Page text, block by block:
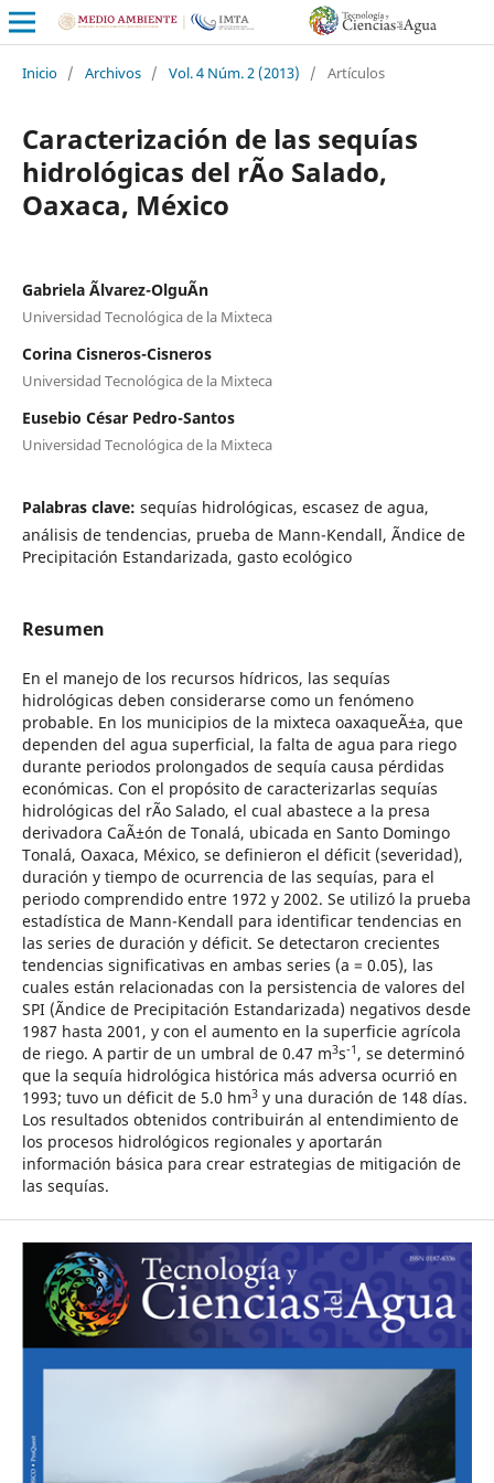
Inicio / Archivos / Vol. 4 Núm. 2 (2013) / Artículos
Caracterización de las sequías
hidrológicas del rÃ­o Salado,
Oaxaca, México
Gabriela Ãlvarez-OlguÃ­n
Universidad Tecnológica de la Mixteca
Corina Cisneros-Cisneros
Universidad Tecnológica de la Mixteca
Eusebio César Pedro-Santos
Universidad Tecnológica de la Mixteca
Palabras clave: sequías hidrológicas, escasez de agua,
análisis de tendencias, prueba de Mann-Kendall, Ãndice de
Precipitación Estandarizada, gasto ecológico
Resumen
En el manejo de los recursos hídricos, las sequías
hidrológicas deben considerarse como un fenómeno
probable. En los municipios de la mixteca oaxaqueÃ±a, que
dependen del agua superficial, la falta de agua para riego
durante periodos prolongados de sequía causa pérdidas
económicas. Con el propósito de caracterizarlas sequías
hidrológicas del rÃ­o Salado, el cual abastece a la presa
derivadora CaÃ±ón de Tonalá, ubicada en Santo Domingo
Tonalá, Oaxaca, México, se definieron el déficit (severidad),
duración y tiempo de ocurrencia de las sequías, para el
periodo comprendido entre 1972 y 2002. Se utilizó la prueba
estadística de Mann-Kendall para identificar tendencias en
las series de duración y déficit. Se detectaron crecientes
tendencias significativas en ambas series (a = 0.05), las
cuales están relacionadas con la persistencia de valores del
SPI (Ãndice de Precipitación Estandarizada) negativos desde
1987 hasta 2001, y con el aumento en la superficie agrícola
de riego. A partir de un umbral de 0.47 m3s-1 , se determinó
que la sequía hidrológica histórica más adversa ocurrió en
1993; tuvo un déficit de 5.0 hm3y una duración de 148 días.
Los resultados obtenidos contribuirán al entendimiento de
los procesos hidrológicos regionales y aportarán
información básica para crear estrategias de mitigación de
las sequías.